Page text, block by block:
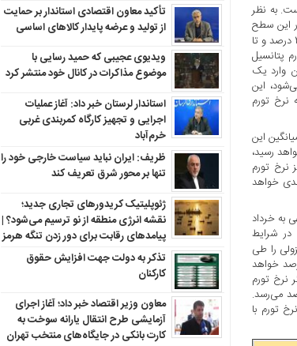
به‌طور متوسط به میزان ۱/ ۲ درصد بوده است. به نظر
این سطح
بهای مصرف‌کننده اضافه شود، در نتیجه نرخ تورم نقطه‌به‌نقطه در میانه سال به رقم ۳۸ درصد و تا
پتانسیل
خواهد شد و پس از آن وارد یک
محسوب نمی‌شود، این
نرخ تورم
اساس، میانگین این
رقم نرخ تورم نقطه‌به‌نقطه در میانه سال به سطح ۵/ ۳۹ درصد خواهد رسید،
نیز نرخ تورم
کرد. با تداوم این روند در پایان سال نیز نرخ تورم نقطه‌به‌نقطه به سطح ۸/ ۳۱ درصدی خواهد
ماهانه تا پایان سال‌جاری در هر ماه به اندازه متوسط ۱۲ ماه منتهی به خرداد
بعید است که در شرایط
را طی
سوم، نرخ تورم نقطه‌به‌نقطه در میانه سال به سطح ۱/ ۴۴ درصد و نرخ تورم متوسط به رقم ۲/ ۴۴ درصد خواهد
رسید، از سوی دیگر نرخ تورم
درصد می‌رسد. حتی در این سناریو بدبینانه نیز نرخ تورم متوسط به سطح پایین تر از ۵۰ درصد می‌رسد.
نرخ تورم با
تأکید معاون اقتصادی استاندار بر حمایت
از تولید و عرضه پایدار کالاهای اساسی
ویدیوی عجیبی که حمید رسایی با
موضوع مذاکرات در کانال خود منتشر کرد
استاندار لرستان خبر داد: آغاز عملیات
اجرایی و تجهیز کارگاه کمربندی غربی
خرم‌آباد
ظریف: ایران نباید سیاست خارجی خود را
تنها بر محور شرق تعریف کند
ژئوپلیتیک کریدورهای تجاری جدید؛
نقشه انرژی منطقه‌ از نو ترسیم می‌شود؟ |
پیامدهای رقابت برای دور زدن تنگه هرمز
تذکر به دولت جهت افزایش حقوق
کارکنان ‌
معاون وزیر اقتصاد خبر داد؛ آغاز اجرای
آزمایشی طرح انتقال یارانه سوخت به
کارت بانکی در جایگاه‌های منتخب تهران